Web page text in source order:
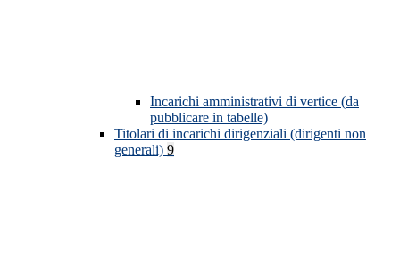
Incarichi amministrativi di vertice (da
pubblicare in tabelle)
Titolari di incarichi dirigenziali (dirigenti non
generali) 9